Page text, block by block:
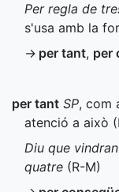
Per regla de
s'usa amb la
→ per tant, per
per tant SP, com
atenció a això (
Diu que
quatre (R-M)